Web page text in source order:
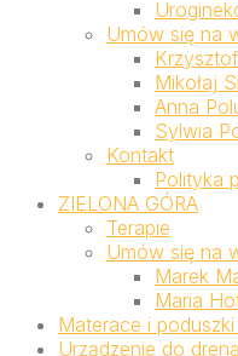
Umów się na
Mikołaj
Anna
Sylwia
Kontakt
Polityka
ZIELONA GÓRA
Terapie
Umów się na
Marek
Maria
Materace i
Urządzenie do